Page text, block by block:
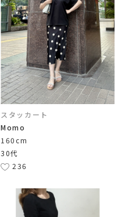
スタッカート
Momo
160cm
30代
236